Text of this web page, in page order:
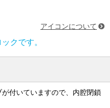
アイコンについて
クです。
付いていますので、内腔閉鎖